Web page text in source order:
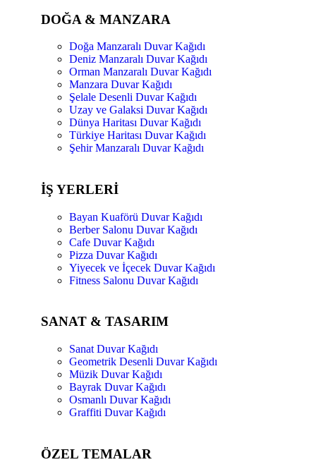
DOĞA & MANZARA
Doğa Manzaralı Duvar Kağıdı
Deniz Manzaralı Duvar Kağıdı
Orman Manzaralı Duvar Kağıdı
Manzara Duvar Kağıdı
Şelale Desenli Duvar Kağıdı
Uzay ve Galaksi Duvar Kağıdı
Dünya Haritası Duvar Kağıdı
Türkiye Haritası Duvar Kağıdı
Şehir Manzaralı Duvar Kağıdı
İŞ YERLERİ
Bayan Kuaförü Duvar Kağıdı
Berber Salonu Duvar Kağıdı
Cafe Duvar Kağıdı
Pizza Duvar Kağıdı
Yiyecek ve İçecek Duvar Kağıdı
Fitness Salonu Duvar Kağıdı
SANAT & TASARIM
Sanat Duvar Kağıdı
Geometrik Desenli Duvar Kağıdı
Müzik Duvar Kağıdı
Bayrak Duvar Kağıdı
Osmanlı Duvar Kağıdı
Graffiti Duvar Kağıdı
ÖZEL TEMALAR